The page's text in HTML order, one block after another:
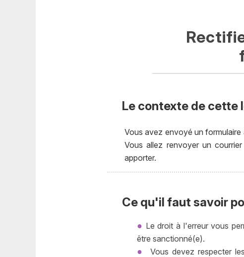
Le contexte de cette
Vous avez envoyé un formulaire
Vous allez renvoyer un
apporter.
Ce qu'il faut savoir
Le droit à l'erreur vous
être sanctionné(e).
Vous devez respecter